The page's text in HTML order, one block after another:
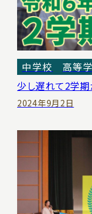
中学校
高等
少し遅れて2学
2024年9月2日